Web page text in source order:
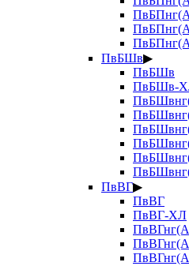
ПвБШв▶
ПвБШв
ПвБШв-
ПвВГ▶
ПвВГ
ПвВГ-ХЛ